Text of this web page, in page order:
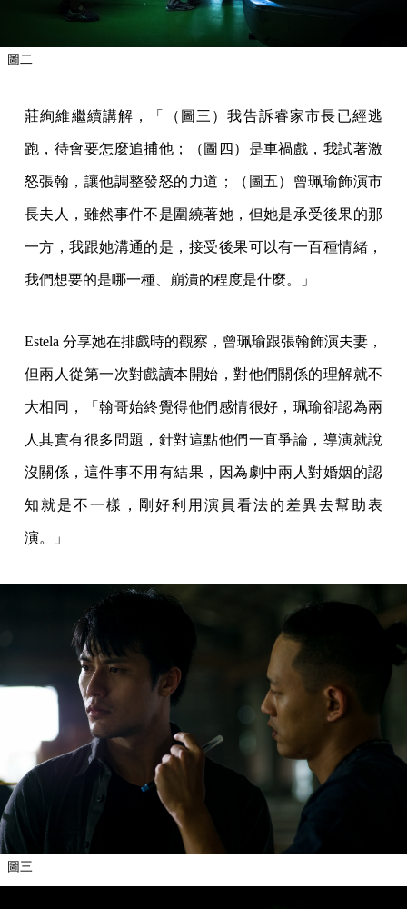
圖二
莊絢維繼續講解，「（圖三）我告訴睿家市長已經逃
跑，待會要怎麼追捕他；（圖四）是車禍戲，我試著激
怒張翰，讓他調整發怒的力道；（圖五）曾珮瑜飾演市
長夫人，雖然事件不是圍繞著她，但她是承受後果的那
一方，我跟她溝通的是，接受後果可以有一百種情緒，
我們想要的是哪一種、崩潰的程度是什麼。」
Estela 分享她在排戲時的觀察，曾珮瑜跟張翰飾演夫妻，
但兩人從第一次對戲讀本開始，對他們關係的理解就不
大相同，「翰哥始終覺得他們感情很好，珮瑜卻認為兩
人其實有很多問題，針對這點他們一直爭論，導演就說
沒關係，這件事不用有結果，因為劇中兩人對婚姻的認
知就是不一樣，剛好利用演員看法的差異去幫助表
演。」
圖三